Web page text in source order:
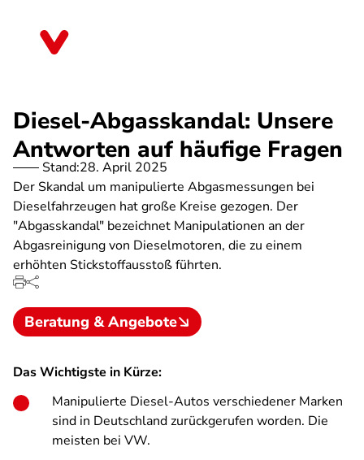
Diesel-Abgasskandal: Unsere
Antworten auf häufige Fragen
Stand:28. April 2025
Der Skandal um manipulierte Abgasmessungen bei
Dieselfahrzeugen hat große Kreise gezogen. Der
"Abgasskandal" bezeichnet Manipulationen an der
Abgasreinigung von Dieselmotoren, die zu einem
erhöhten Stickstoffausstoß führten.
Beratung & Angebote
Das Wichtigste in Kürze:
Manipulierte Diesel-Autos verschiedener Marken
sind in Deutschland zurückgerufen worden. Die
meisten bei VW.